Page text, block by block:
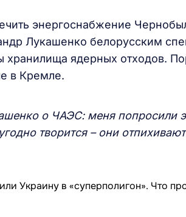
энергоснабжение
Лукашенко белорусским
хранилища ядерных отходов.
в Кремле.
о ЧАЭС: меня попросили
творится – они